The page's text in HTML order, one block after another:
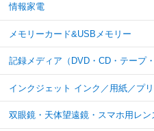
情報家電
メモリーカード&USBメモリー
記録メディア（DVD・CD・テープ
インクジェット インク／用紙／プ
双眼鏡・天体望遠鏡・スマホ用レン